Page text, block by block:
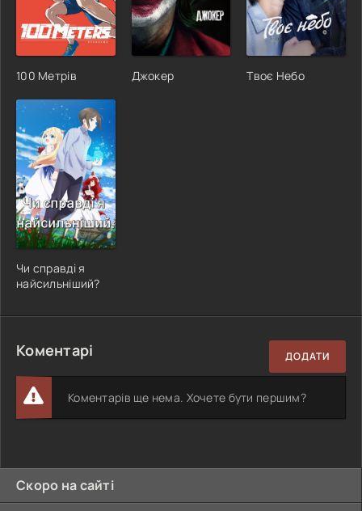
100 Метрів Джокер Твоє Небо
Чи справді я
найсильніший?
Коментарі ДОДАТИ
Коментарів ще нема. Хочете бути першим?
Скоро на сайті